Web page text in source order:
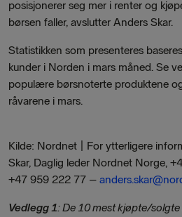
posisjonerer seg mer i renter og
børsen faller, avslutter Anders Skar.
Statistikken som presenteres
kunder i Norden i mars måned. Se
populære børsnoterte produktene
råvarene i mars.
Kilde: Nordnet | For ytterligere
Skar, Daglig leder Nordnet Norge,
+47 959 222 77 –
Vedlegg 1: De 10 mest kjøpte/